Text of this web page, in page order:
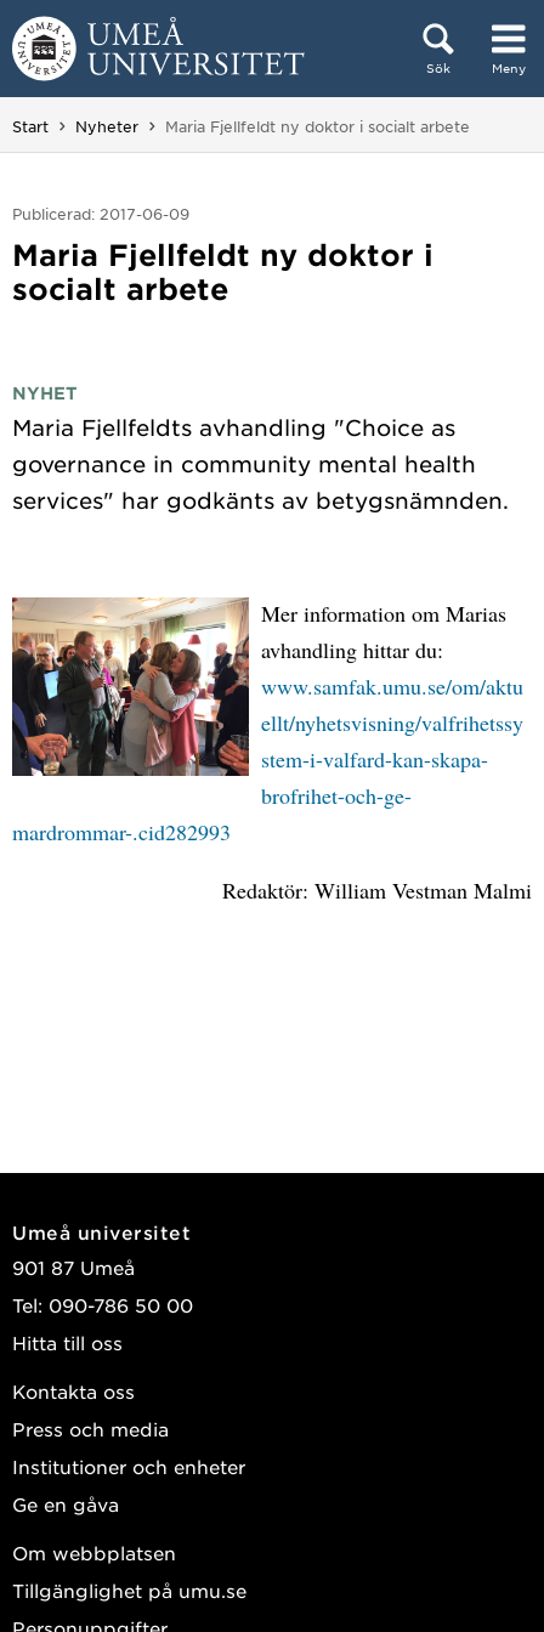
Hoppa direkt till innehållet
Sök Meny
Huvudmenyn dold.
Start Nyheter Du är här:
Maria Fjellfeldt ny doktor i socialt arbete
Publicerad: 2017-06-09
Maria Fjellfeldt ny doktor i
socialt arbete
NYHET
Maria Fjellfeldts avhandling "Choice as
governance in community mental health
Mer information om Marias
avhandling hittar du:
www.samfak.umu.se/om/aktu
ellt/nyhetsvisning/valfrihetssy
stem-i-valfard-kan-skapa-
brofrihet-och-ge-
mardrommar-.cid282993
Redaktör: William Vestman Malmi
Umeå universitet
901 87 Umeå
Tel: 090-786 50 00
Hitta till oss
Kontakta oss
Press och media
Institutioner och enheter
Ge en gåva
Om webbplatsen
Tillgänglighet på umu.se